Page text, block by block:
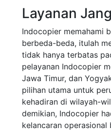
Layanan
Indocopier memahami
berbeda-beda, itulah
tidak hanya terbatas
pelayanan Indocopier
Jawa Timur, dan
pilihan utama untuk
kehadiran di wilayah-
demikian, Indocopier
kelancaran operasional